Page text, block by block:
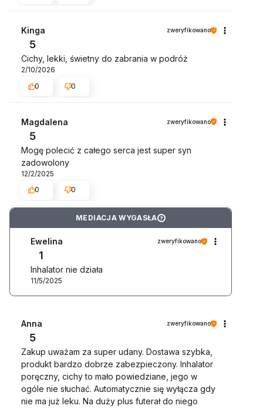
Kinga zweryfikowano
5
Cichy, lekki, świetny do zabrania w podróż
2/10/2026
0
0
Magdalena zweryfikowano
5
Mogę polecić z całego serca jest super syn
zadowolony
12/2/2025
0
0
MEDIACJA WYGASŁA ?
Ewelina zweryfikowano
1
Inhalator nie działa
11/5/2025
Anna zweryfikowano
5
Zakup uważam za super udany. Dostawa szybka,
produkt bardzo dobrze zabezpieczony. Inhalator
poręczny, cichy to mało powiedziane, jego w
ogóle nie słuchać. Automatycznie się wyłącza gdy
nie ma już leku. Na duży plus futerał do niego